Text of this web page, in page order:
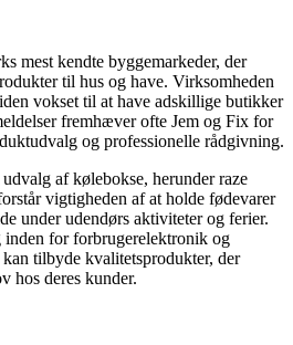
mest kendte byggemarkeder, der
til hus og have. Virksomheden
vokset til at have adskillige butikker
fremhæver ofte Jem og Fix for
og professionelle rådgivning.
af kølebokse, herunder raze
vigtigheden af at holde fødevarer
under udendørs aktiviteter og ferier.
inden for forbrugerelektronik og
tilbyde kvalitetsprodukter, der
hos deres kunder.